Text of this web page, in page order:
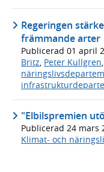
Regeringen
främmande arter
Publicerad 01 april
Britz Peter Kullgren
"Elbilspremien
Publicerad 24 mars
Klimat- och